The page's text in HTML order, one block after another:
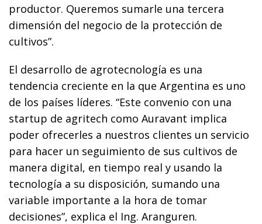
productor. Queremos sumarle una tercera
dimensión del negocio de la protección de
cultivos”.
El desarrollo de agrotecnología es una
tendencia creciente en la que Argentina es uno
de los países líderes. “Este convenio con una
startup de agritech como Auravant implica
poder ofrecerles a nuestros clientes un servicio
para hacer un seguimiento de sus cultivos de
manera digital, en tiempo real y usando la
tecnología a su disposición, sumando una
variable importante a la hora de tomar
decisiones”, explica el Ing. Aranguren.